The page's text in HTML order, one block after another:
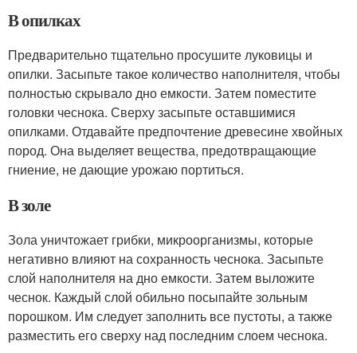
В опилках
Предварительно тщательно просушите луковицы и
опилки. Засыпьте такое количество наполнителя, чтобы
полностью скрывало дно емкости. Затем поместите
головки чеснока. Сверху засыпьте оставшимися
опилками. Отдавайте предпочтение древесине хвойных
пород. Она выделяет вещества, предотвращающие
гниение, не дающие урожаю портиться.
В золе
Зола уничтожает грибки, микроорганизмы, которые
негативно влияют на сохранность чеснока. Засыпьте
слой наполнителя на дно емкости. Затем выложите
чеснок. Каждый слой обильно посыпайте зольным
порошком. Им следует заполнить все пустоты, а также
разместить его сверху над последним слоем чеснока.